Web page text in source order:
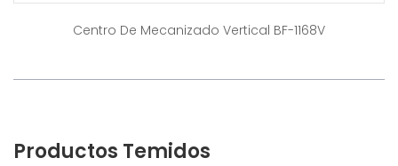
Centro De Mecanizado Vertical BF-1168V
Productos Temidos